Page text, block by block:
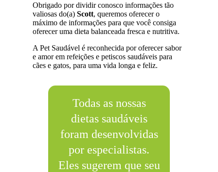
Obrigado por dividir conosco informações tão
valiosas do(a)Scott, queremos oferecer o
máximo de informações para que você consiga
oferecer uma dieta balanceada fresca e nutritiva.
A Pet Saudável é reconhecida por oferecer sabor
e amor em refeições e petiscos saudáveis para
cães e gatos, para uma vida longa e feliz.
Todas as nossas
dietas saudáveis
foram desenvolvidas
por especialistas.
Eles sugerem que seu